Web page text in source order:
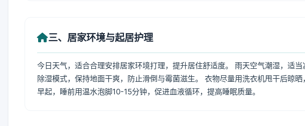
三、居家环境与起居护理
今日天气，适合合理安排居家环境打理，提升居住舒适度。 雨天空气潮湿，适
除湿模式，保持地面干爽，防止滑倒与霉菌滋生。 衣物尽量用洗衣机甩干后晾
早起，睡前用温水泡脚10-15分钟，促进血液循环，提高睡眠质量。